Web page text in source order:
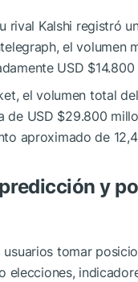
rival Kalshi registró
el volumen
USD
el volumen total
USD $29.800
aproximado de
y
tomar
elecciones,